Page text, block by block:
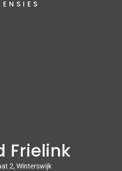
Frielink
2, Winterswijk